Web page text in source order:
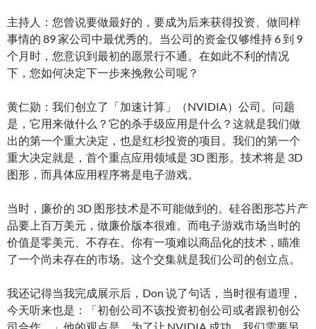
主持人：您曾说要做最好的，要成为后来获得投资、做同样
事情的 89 家公司中最优秀的。当公司的资金仅够维持 6 到 9
个月时，您意识到最初的愿景行不通。在如此不利的情况
下，您如何决定下一步来挽救公司呢？
黄仁勋：我们创立了「加速计算」（NVIDIA）公司。问题
是，它用来做什么？它的杀手级应用是什么？这就是我们做
出的第一个重大决定，也是红杉投资的项目。我们的第一个
重大决定就是，首个重点应用领域是 3D 图形。技术将是 3D
图形，而具体应用程序将是电子游戏。
当时，廉价的 3D 图形技术是不可能做到的。硅谷图形芯片产
品要上百万美元，做廉价版本很难。而电子游戏市场当时的
价值是零美元、不存在。你有一项难以商品化的技术，瞄准
了一个尚未存在的市场。这个交集就是我们公司的创立点。
我还记得当我完成展示后，Don 说了句话，当时很有道理，
今天听来也是：「初创公司不该投资初创公司或者跟初创公